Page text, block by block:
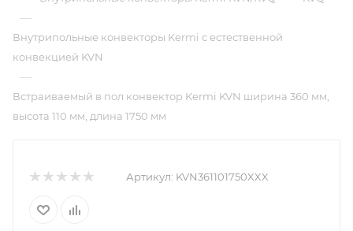
—
Внутрипольные конвекторы Kermi с естественной
конвекцией KVN
—
Встраиваемый в пол конвектор Kermi KVN ширина 360 мм,
высота 110 мм, длина 1750 мм
Артикул: KVN361101750XXX